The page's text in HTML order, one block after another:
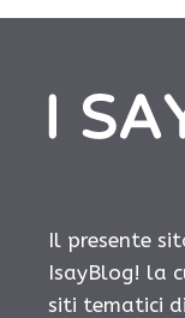
Il presente
IsayBlog! la
siti tematici